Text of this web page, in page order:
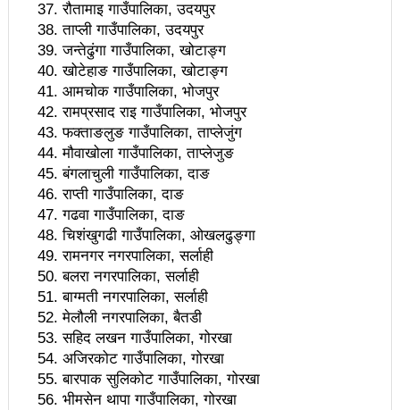
समाजवादी गणतन्त्रका लागि बलियो शक्ति आवश्यकः
प्रधानमन्त्री
यस्तो छ, संसदमा प्रधानमन्त्री-सांसद सवाल जवाफ
देश रूपान्तरणका निम्ति पहिला माओवादी रूपान्तरण गर्नैपर्छ :
प्रधानमन्त्री
दिम दिम री माओवादी भन्दै सुरु भयो म्यागङमा माओवादीको
अभियान
बहुवर्षीय ठेक्काका लागि पासाङ ल्हामु सडकको तीनपिप्ले-
रानीपौवा खण्डको टेण्डर भदौभित्र खुल्ने
पञ्चायतकालीन नेता जीतसिंह खड्काको स्मृतिग्रन्थ सार्वजनिक
माओवादी आन्दोलनका २३३ प्रमुख उपलब्धिहरू
बहिनीलाई अनुरोध, ‘दाई तपाईंले जे भन्नुहुन्छ त्यहि मान्छु’ नभन्नु
रौतामाइ गाउँपालिका, उदयपुर
ताप्ली गाउँपालिका, उदयपुर
जन्तेढुंगा गाउँपालिका, खोटाङ्ग
खोटेहाङ गाउँपालिका, खोटाङ्ग
आमचोक गाउँपालिका, भोजपुर
रामप्रसाद राइ गाउँपालिका, भोजपुर
फक्ताङलुङ गाउँपालिका, ताप्लेजुंग
मौवाखोला गाउँपालिका, ताप्लेजुङ
बंगलाचुली गाउँपालिका, दाङ
राप्ती गाउँपालिका, दाङ
गढवा गाउँपालिका, दाङ
चिशंखुगढी गाउँपालिका, ओखलढुङ्गा
रामनगर नगरपालिका, सर्लाही
बलरा नगरपालिका, सर्लाही
बाग्मती नगरपालिका, सर्लाही
मेलौली नगरपालिका, बैतडी
सहिद लखन गाउँपालिका, गोरखा
अजिरकोट गाउँपालिका, गोरखा
बारपाक सुलिकोट गाउँपालिका, गोरखा
भीमसेन थापा गाउँपालिका, गोरखा